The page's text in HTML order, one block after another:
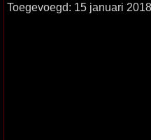
Toegevoegd: 15 januari 2018